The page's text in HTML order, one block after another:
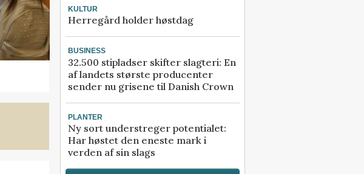
KULTUR
Herregård holder høstdag
BUSINESS
32.500 stipladser skifter slagteri: En
af landets største producenter
sender nu grisene til Danish Crown
PLANTER
Ny sort understreger potentialet:
Har høstet den eneste mark i
verden af sin slags